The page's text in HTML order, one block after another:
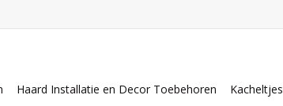
Haard Installatie en Decor Toebehoren Kacheltjes